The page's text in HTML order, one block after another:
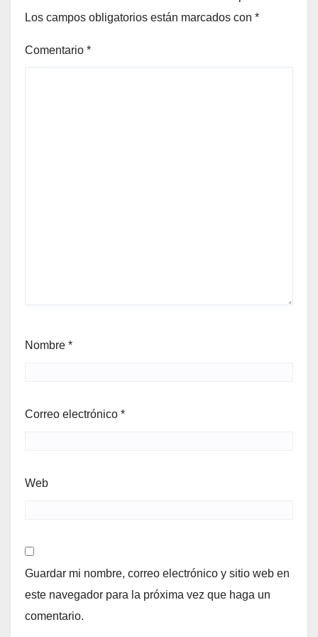
Los campos obligatorios están marcados con *
Comentario *
Nombre *
Correo electrónico *
Web
Guardar mi nombre, correo electrónico y sitio web en
este navegador para la próxima vez que haga un
comentario.